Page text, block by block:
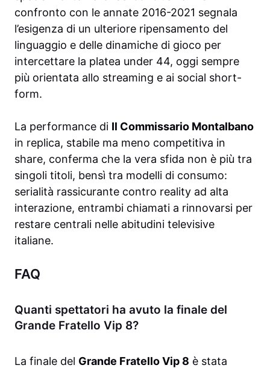
confronto con le annate 2016-2021 segnala
l’esigenza di un ulteriore ripensamento del
linguaggio e delle dinamiche di gioco per
intercettare la platea under 44, oggi sempre
più orientata allo streaming e ai social short-
form.
La performance di Il Commissario Montalbano
in replica, stabile ma meno competitiva in
share, conferma che la vera sfida non è più tra
singoli titoli, bensì tra modelli di consumo:
serialità rassicurante contro reality ad alta
interazione, entrambi chiamati a rinnovarsi per
restare centrali nelle abitudini televisive
italiane.
FAQ
Quanti spettatori ha avuto la finale del
Grande Fratello Vip 8?
La finale del Grande Fratello Vip 8 è stata